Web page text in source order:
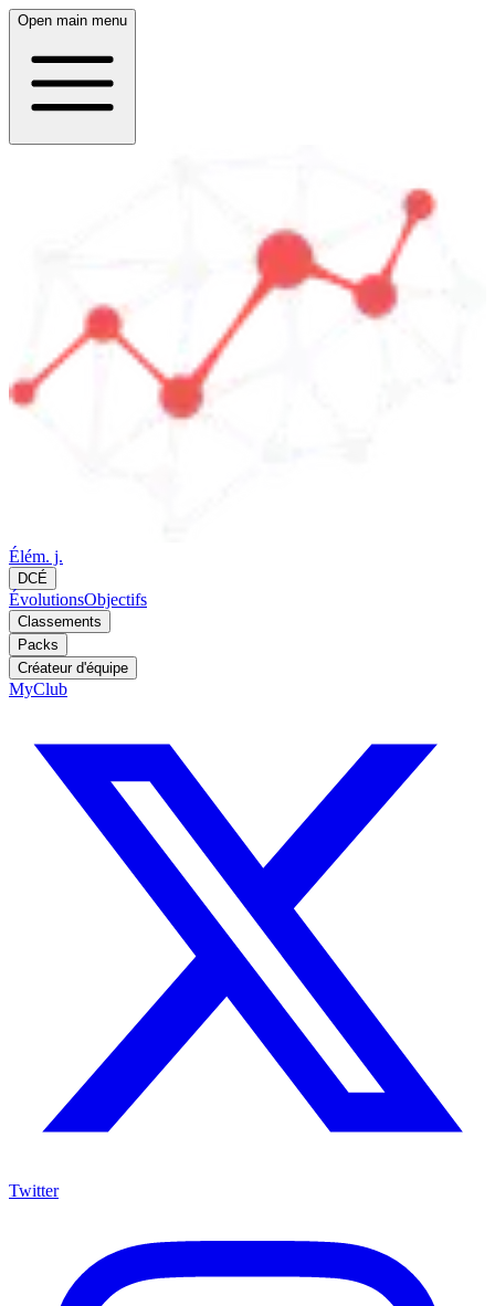
Open main menu
Élém. j.
DCÉ
ÉvolutionsObjectifs
Classements
Packs
Créateur d'équipe
MyClub
Twitter